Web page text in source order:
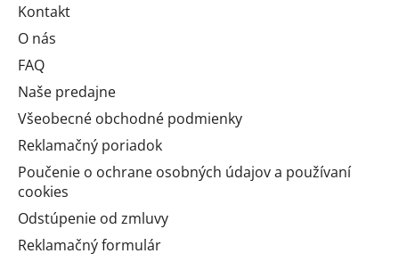
Kontakt
O nás
FAQ
Naše predajne
Všeobecné obchodné podmienky
Reklamačný poriadok
Poučenie o ochrane osobných údajov a používaní
cookies
Odstúpenie od zmluvy
Reklamačný formulár